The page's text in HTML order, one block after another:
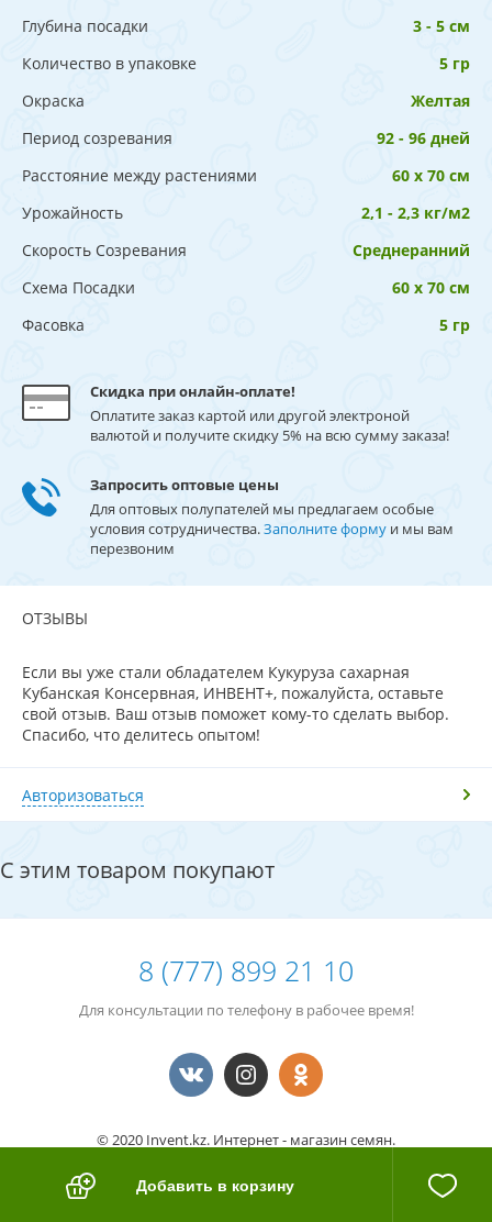
Глубина посадки
3 - 5 см
Количество в упаковке
5 гр
Окраска
Желтая
Период созревания
92 - 96 дней
Расстояние между растениями
60 х 70 см
Урожайность
2,1 - 2,3 кг/м2
Скорость Созревания
Среднеранний
Схема Посадки
60 х 70 см
Фасовка
5 гр
Скидка при онлайн-оплате!
Оплатите заказ картой или другой электроной
валютой и получите скидку 5% на всю сумму заказа!
Запросить оптовые цены
Для оптовых полупателей мы предлагаем особые
условия сотрудничества.Заполните форму и мы вам
перезвоним
Добавить в корзину
ОТЗЫВЫ
Если вы уже стали обладателем Кукуруза сахарная
Кубанская Консервная, ИНВЕНТ+, пожалуйста, оставьте
свой отзыв. Ваш отзыв поможет кому-то сделать выбор.
Спасибо, что делитесь опытом!
Авторизоваться
С этим товаром покупают
8 (777) 899 21 10
Для консультации по телефону в рабочее время!
© 2020 Invent.kz. Интернет - магазин семян.
14795308